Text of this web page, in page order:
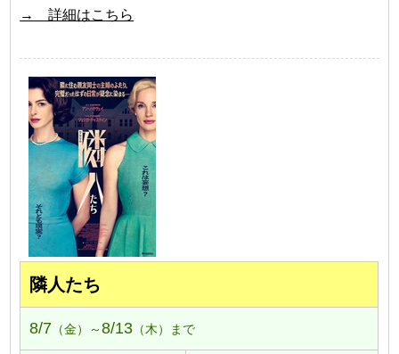
→ 詳細はこちら
隣人たち
8/7 （金）～8/13 （木）まで